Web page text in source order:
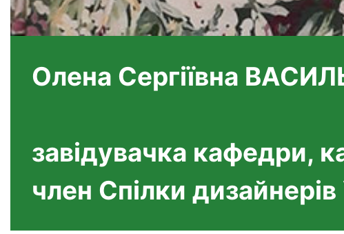
Олена Сергіївна
завідувачка кафедри,
член Спілки дизайнерів